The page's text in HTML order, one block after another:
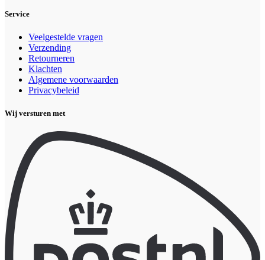
Service
Veelgestelde vragen
Verzending
Retourneren
Klachten
Algemene voorwaarden
Privacybeleid
Wij versturen met